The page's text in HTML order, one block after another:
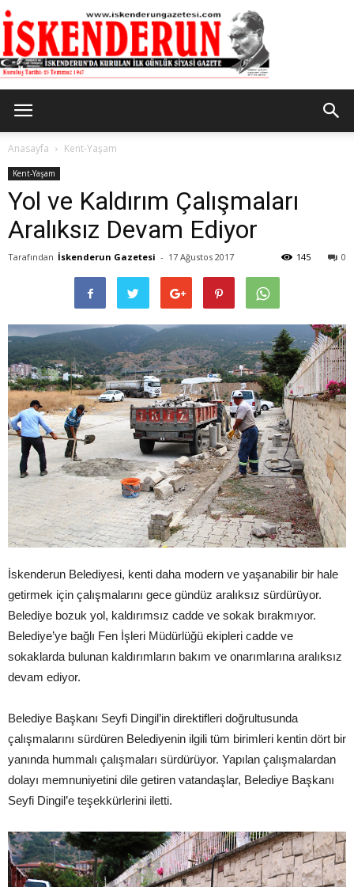
Gazetesi
Anasayfa Kent-Yaşam
Kent-Yaşam
Yol ve Kaldırım Çalışmaları
Aralıksız Devam Ediyor
Tarafından İskenderun Gazetesi - 17 Ağustos 2017 0
145
İskenderun Belediyesi, kenti daha modern ve yaşanabilir bir hale
getirmek için çalışmalarını gece gündüz aralıksız sürdürüyor.
Belediye bozuk yol, kaldırımsız cadde ve sokak bırakmıyor.
Belediye’ye bağlı Fen İşleri Müdürlüğü ekipleri cadde ve
sokaklarda bulunan kaldırımların bakım ve onarımlarına aralıksız
devam ediyor.
Belediye Başkanı Seyfi Dingil’in direktifleri doğrultusunda
çalışmalarını sürdüren Belediyenin ilgili tüm birimleri kentin dört bir
yanında hummalı çalışmaları sürdürüyor. Yapılan çalışmalardan
dolayı memnuniyetini dile getiren vatandaşlar, Belediye Başkanı
Seyfi Dingil’e teşekkürlerini iletti.